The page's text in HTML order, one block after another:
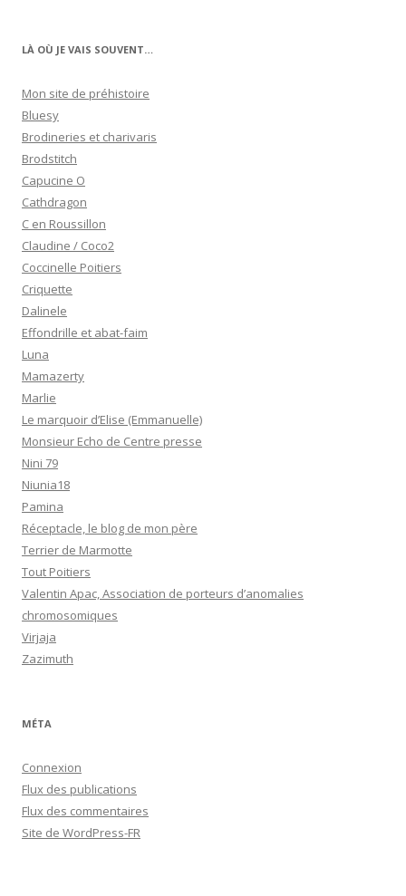
LÀ OÙ JE VAIS SOUVENT…
Mon site de préhistoire
Bluesy
Brodineries et charivaris
Brodstitch
Capucine O
Cathdragon
C en Roussillon
Claudine / Coco2
Coccinelle Poitiers
Criquette
Dalinele
Effondrille et abat-faim
Luna
Mamazerty
Marlie
Le marquoir d’Elise (Emmanuelle)
Monsieur Echo de Centre presse
Nini 79
Niunia18
Pamina
Réceptacle, le blog de mon père
Terrier de Marmotte
Tout Poitiers
Valentin Apac, Association de porteurs d’anomalies
chromosomiques
Virjaja
Zazimuth
MÉTA
Connexion
Flux des publications
Flux des commentaires
Site de WordPress-FR